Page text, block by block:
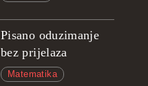
Pisano oduzimanje
bez prijelaza
Matematika